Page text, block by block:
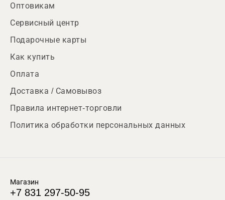
Оптовикам
Сервисный центр
Подарочные карты
Как купить
Оплата
Доставка / Самовывоз
Правила интернет-торговли
Политика обработки персональных данных
Магазин
+7 831 297-50-95